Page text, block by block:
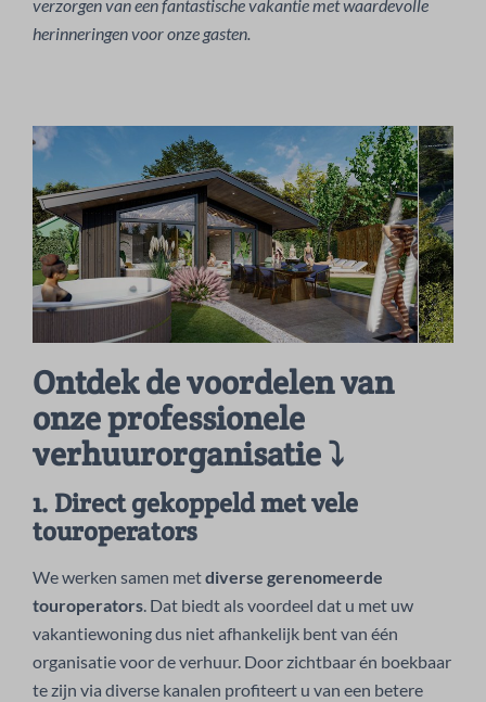
verzorgen van een fantastische vakantie met waardevolle
herinneringen voor onze gasten.
Ontdek de voordelen van
onze professionele
verhuurorganisatie ⤵
1. Direct gekoppeld met vele
touroperators
We werken samen metdiverse gerenomeerde
touroperators. Dat biedt als voordeel dat u met uw
vakantiewoning dus niet afhankelijk bent van één
organisatie voor de verhuur. Door zichtbaar én boekbaar
te zijn via diverse kanalen profiteert u van een betere